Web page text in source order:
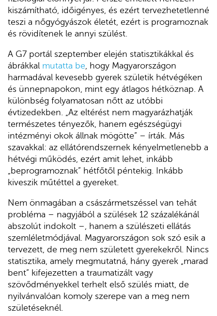
kiszámítható, időigényes, és ezért tervezhetetlenné
teszi a nőgyógyászok életét, ezért is programoznak
és rövidítenek le annyi szülést.
A G7 portál szeptember elején statisztikákkal és
ábrákkal mutatta be, hogy Magyarországon
harmadával kevesebb gyerek születik hétvégéken
és ünnepnapokon, mint egy átlagos hétköznap. A
különbség folyamatosan nőtt az utóbbi
évtizedekben. „Az eltérést nem magyarázhatják
természetes tényezők, hanem egészségügyi
intézményi okok állnak mögötte” – írták. Más
szavakkal: az ellátórendszernek kényelmetlenebb a
hétvégi működés, ezért amit lehet, inkább
„beprogramoznak” hétfőtől péntekig. Inkább
kiveszik műtéttel a gyereket.
Nem önmagában a császármetszéssel van tehát
probléma – nagyjából a szülések 12 százalékánál
abszolút indokolt –, hanem a szülészeti ellátás
szemléletmódjával. Magyarországon sok szó esik a
tervezett, de meg nem született gyerekekről. Nincs
statisztika, amely megmutatná, hány gyerek „marad
bent” kifejezetten a traumatizált vagy
szövődményekkel terhelt első szülés miatt, de
nyilvánvalóan komoly szerepe van a meg nem
születéseknél.